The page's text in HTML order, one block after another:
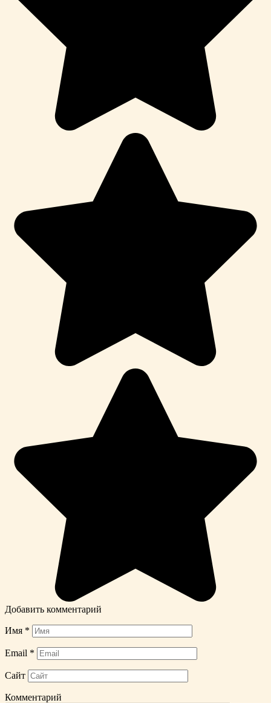
Добавить комментарий
Имя *
Email *
Сайт
Комментарий